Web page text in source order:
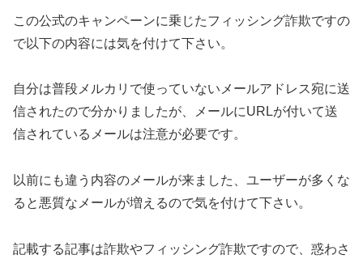
この公式のキャンペーンに乗じたフィッシング詐欺ですの
で以下の内容には気を付けて下さい。
自分は普段メルカリで使っていないメールアドレス宛に送
信されたので分かりましたが、メールにURLが付いて送
信されているメールは注意が必要です。
以前にも違う内容のメールが来ました、ユーザーが多くな
ると悪質なメールが増えるので気を付けて下さい。
記載する記事は詐欺やフィッシング詐欺ですので、惑わさ